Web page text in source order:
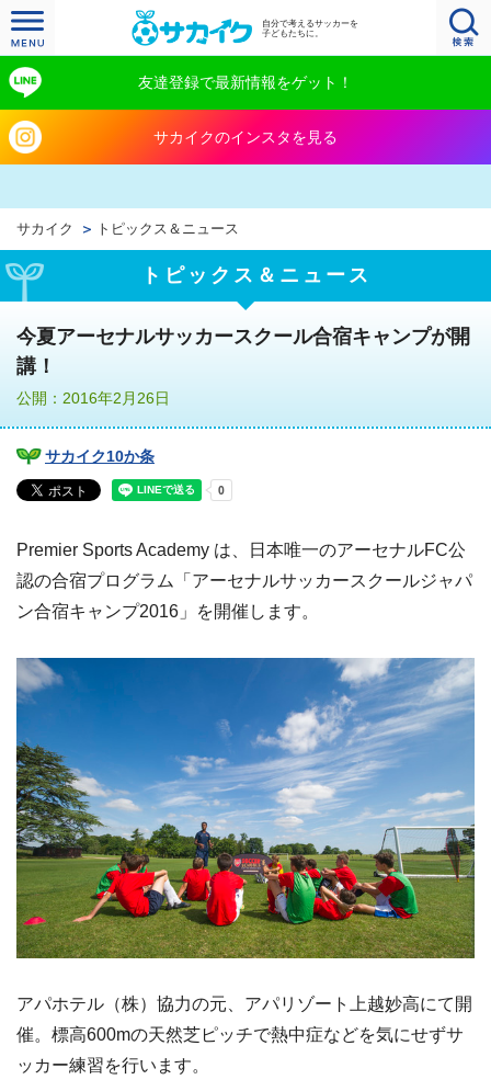
自分で考えるサッカーを
子どもたちに。
友達登録で最新情報をゲット！
サカイクのインスタを見る
サカイク トピックス＆ニュース
トピックス＆ニュース
今夏アーセナルサッカースクール合宿キャンプが開
講！
公開：2016年2月26日
サカイク10か条
Premier Sports Academy は、日本唯一のアーセナルFC公
認の合宿プログラム「アーセナルサッカースクールジャパ
ン合宿キャンプ2016」を開催します。
アパホテル（株）協力の元、アパリゾート上越妙高にて開
催。標高600mの天然芝ピッチで熱中症などを気にせずサ
ッカー練習を行います。